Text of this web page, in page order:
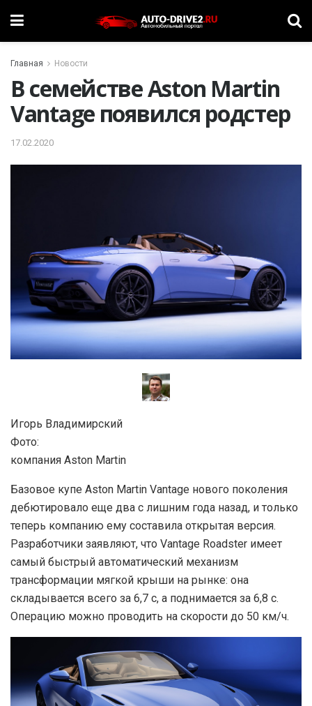
Главная Новости
В семействе Aston Martin
Vantage появился родстер
17.02.2020
Игорь Владимирский
Фото:
компания Aston Martin
Базовое купе Aston Martin Vantage нового поколения
дебютировало еще два с лишним года назад, и только
теперь компанию ему составила открытая версия.
Разработчики заявляют, что Vantage Roadster имеет
самый быстрый автоматический механизм
трансформации мягкой крыши на рынке: она
складывается всего за 6,7 с, а поднимается за 6,8 с.
Операцию можно проводить на скорости до 50 км/ч.